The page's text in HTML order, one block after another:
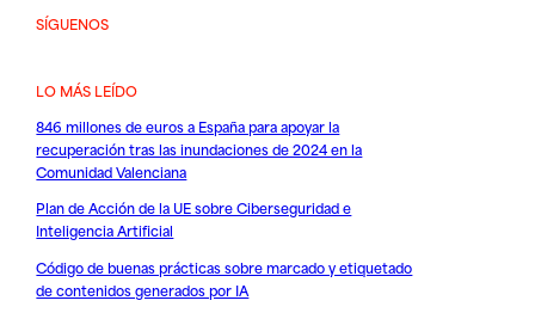
SÍGUENOS
LO MÁS LEÍDO
846 millones de euros a España para apoyar la
recuperación tras las inundaciones de 2024 en la
Comunidad Valenciana
Plan de Acción de la UE sobre Ciberseguridad e
Inteligencia Artificial
Código de buenas prácticas sobre marcado y etiquetado
de contenidos generados por IA